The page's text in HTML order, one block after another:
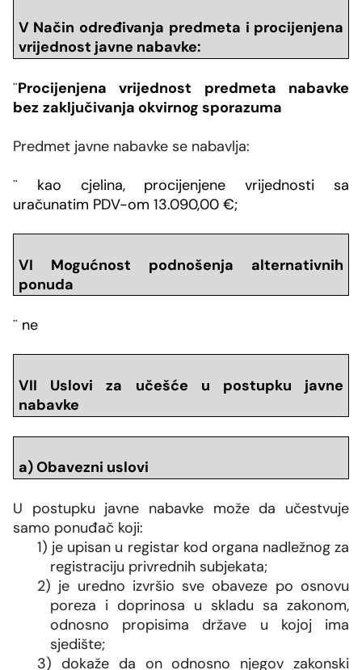
V Način određivanja predmeta i procijenjena
vrijednost javne nabavke:
¨Procijenjena vrijednost predmeta nabavke
bez zaključivanja okvirnog sporazuma
Predmet javne nabavke se nabavlja:
¨ kao cjelina,procijenjene vrijednosti sa
uračunatim PDV-om 13.090,00 €;
VI Mogućnost podnošenja alternativnih
ponuda
¨ ne
VII Uslovi za učešće u postupku javne
nabavke
a) Obavezni uslovi
U postupku javne nabavke može da učestvuje
samo ponuđač koji:
1) je upisan u registar kod organa nadležnog za
registraciju privrednih subjekata;
2) je uredno izvršio sve obaveze po osnovu
poreza i doprinosa u skladu sa zakonom,
odnosno propisima države u kojoj ima
sjedište;
3) dokaže da on odnosno njegov zakonski